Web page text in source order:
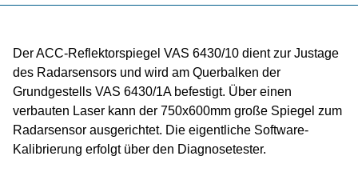
Der ACC-Reflektorspiegel VAS 6430/10 dient zur Justage
des Radarsensors und wird am Querbalken der
Grundgestells VAS 6430/1A befestigt. Über einen
verbauten Laser kann der 750x600mm große Spiegel zum
Radarsensor ausgerichtet. Die eigentliche Software-
Kalibrierung erfolgt über den Diagnosetester.
Prüfstraßen
Scheinwerferprüfung
Radwuchtmaschinen
Reifenmontiergeräte
Tesla
Porsche
Volvo
Renault
Scheinwerferprüfung
Radwuchtmaschinen
Reifenmontiergeräte
Reifenservice
Return On Invest Rechner
OEM Freigaben